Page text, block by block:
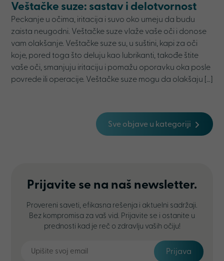
Veštačke suze: sastav i delotvornost
Peckanje u očima, iritacija i suvo oko umeju da budu
zaista neugodni. Veštačke suze vlaže vaše oči i donose
vam olakšanje. Veštačke suze su, u suštini, kapi za oči
koje, pored toga što deluju kao lubrikanti, takođe štite
vaše oči, smanjuju iritaciju i pomažu oporavku oka posle
povrede ili operacije. Veštačke suze mogu da olakšaju […]
Sve objave u kategoriji
Prijavite se na naš newsletter.
Provereni saveti, efikasna rešenja i aktuelni sadržaji.
Bez kompromisa za vaš vid. Prijavite se i ostanite u
prednosti kad je reč o zdravlju vaših očiju!
Prijava